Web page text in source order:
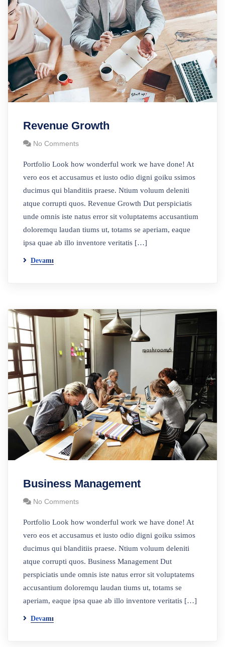
Revenue Growth
No Comments
Portfolio Look how wonderful work we have done! At
vero eos et accusamus et iusto odio digni goiku ssimos
ducimus qui blanditiis praese. Ntium voluum deleniti
atque corrupti quos. Revenue Growth Dut perspiciatis
unde omnis iste natus error sit voluptatems accusantium
doloremqu laudan tiums ut, totams se aperiam, eaque
ipsa quae ab illo inventore veritatis […]
Devamı
Business Management
No Comments
Portfolio Look how wonderful work we have done! At
vero eos et accusamus et iusto odio digni goiku ssimos
ducimus qui blanditiis praese. Ntium voluum deleniti
atque corrupti quos. Business Management Dut
perspiciatis unde omnis iste natus error sit voluptatems
accusantium doloremqu laudan tiums ut, totams se
aperiam, eaque ipsa quae ab illo inventore veritatis […]
Devamı